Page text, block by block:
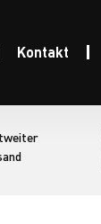
Kontakt